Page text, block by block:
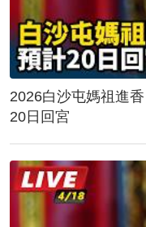
2026白沙屯媽祖進
20日回宮